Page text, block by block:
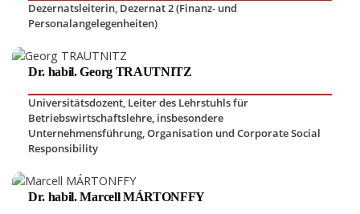
Dezernatsleiterin, Dezernat 2 (Finanz- und
Personalangelegenheiten)
Dr. habil. Georg TRAUTNITZ
Universitätsdozent, Leiter des Lehrstuhls für
Betriebswirtschaftslehre, insbesondere
Unternehmensführung, Organisation und Corporate Social
Responsibility
Dr. habil. Marcell MÁRTONFFY